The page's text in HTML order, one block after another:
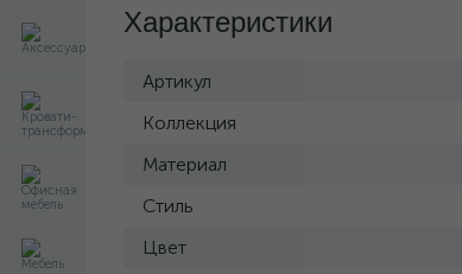
Характеристики
Артикул
Коллекция
Материал
Стиль
Цвет